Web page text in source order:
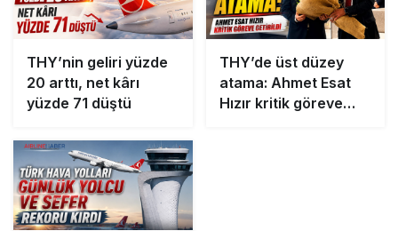
THY’nin geliri yüzde
20 arttı, net kârı
yüzde 71 düştü
THY’de üst düzey
atama: Ahmet Esat
Hızır kritik göreve